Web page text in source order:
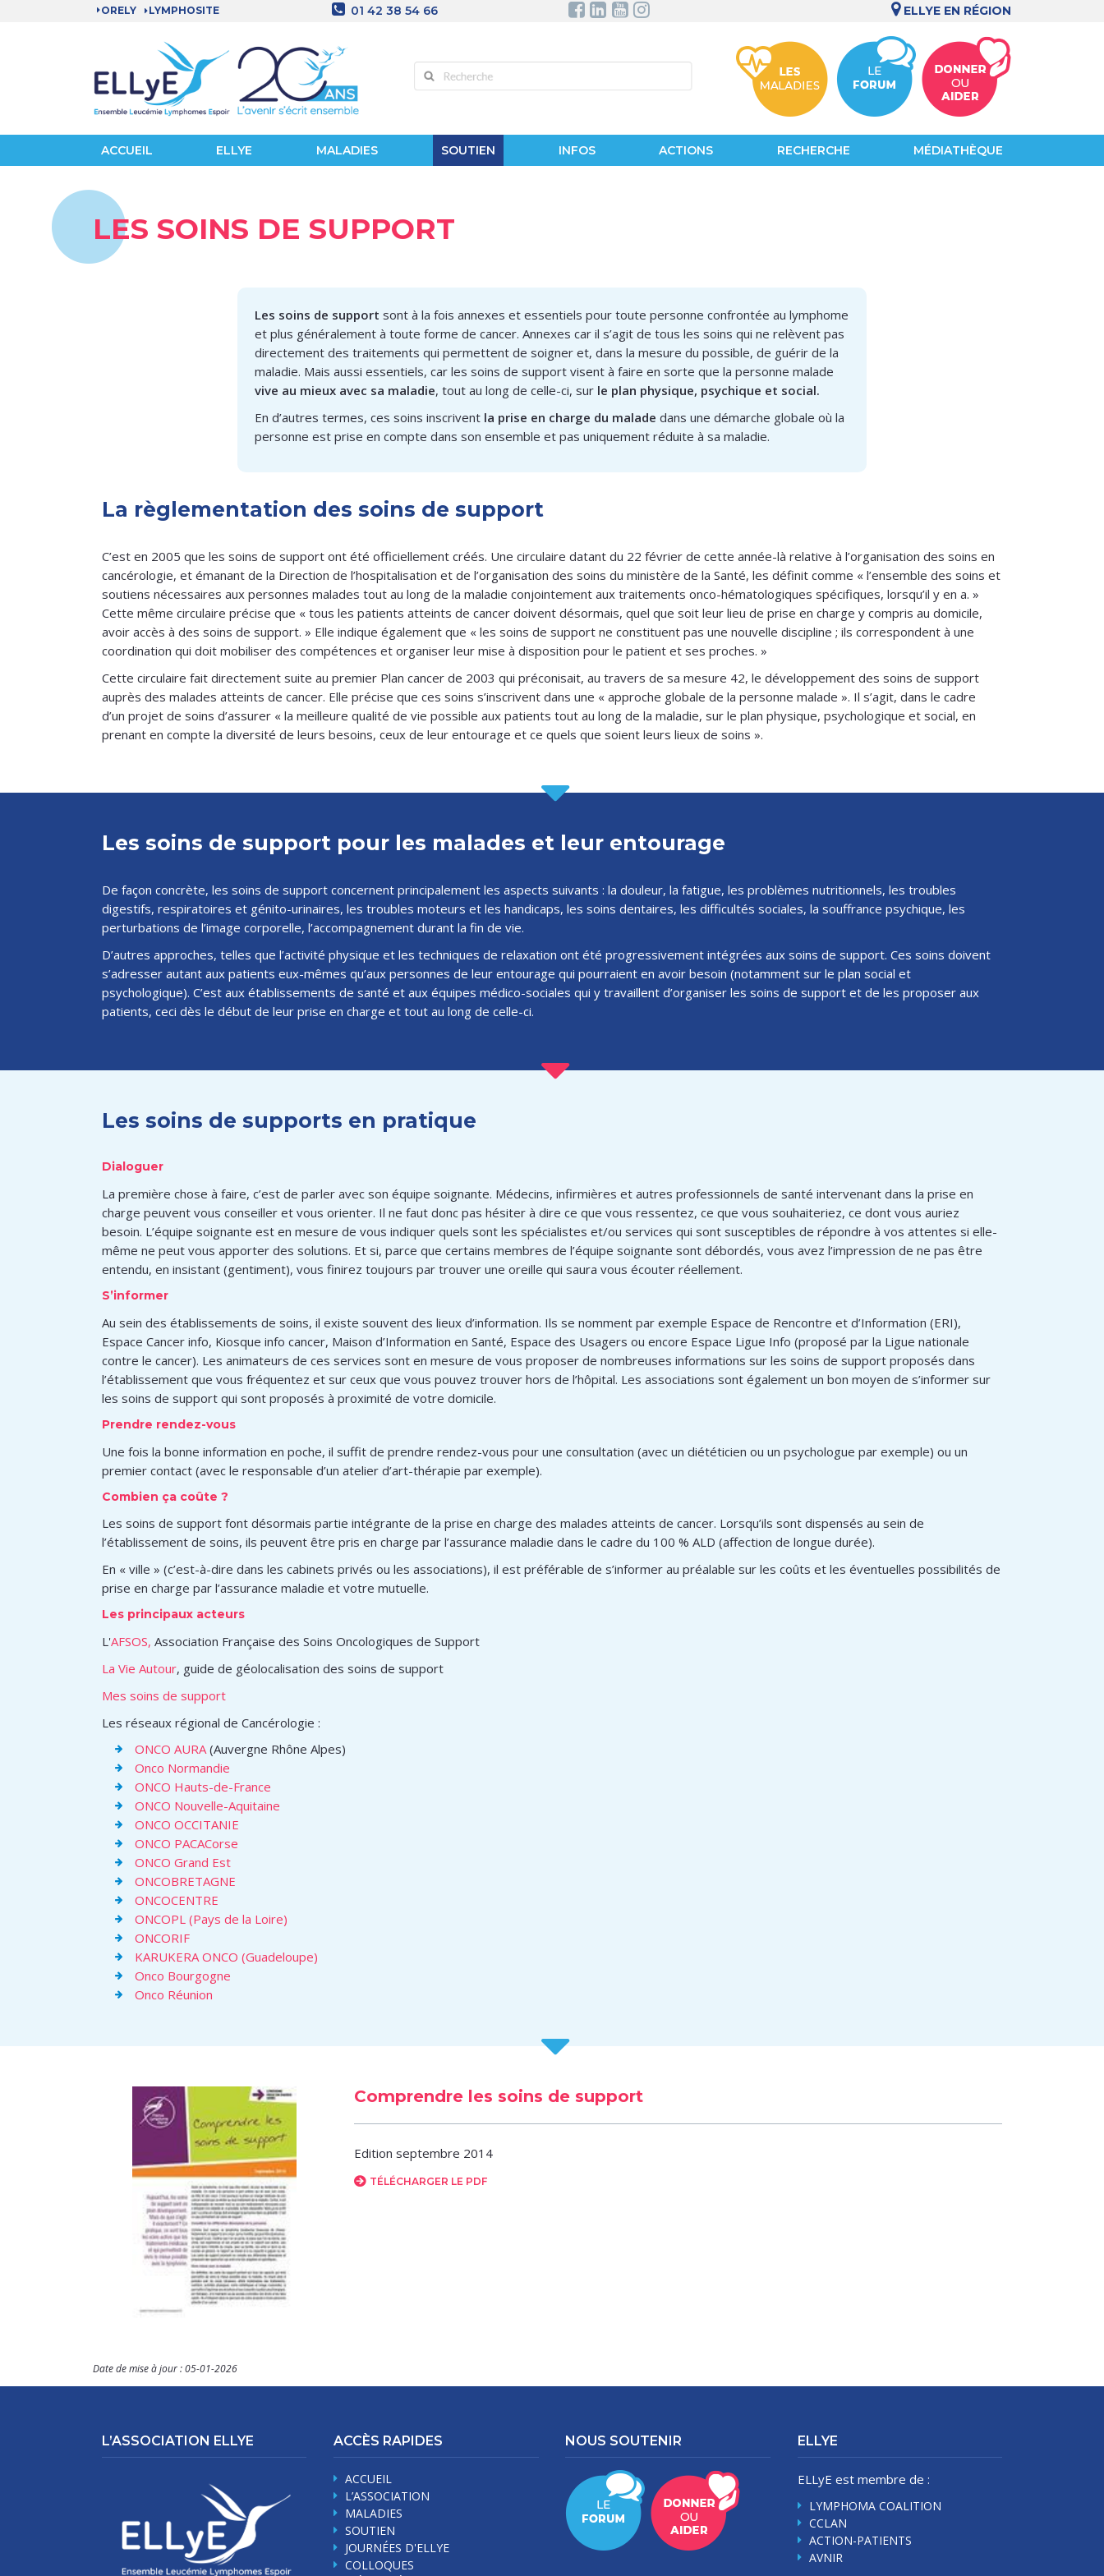
ORELY LYMPHOSITE 01 42 38 54 66 ELLYE EN RÉGION
ACCUEIL ELLYE MALADIES SOUTIEN INFOS ACTIONS RECHERCHE MÉDIATHÈQUE
LES SOINS DE SUPPORT
Les soins de support sont à la fois annexes et essentiels pour toute personne confrontée au lymphome
et plus généralement à toute forme de cancer. Annexes car il s’agit de tous les soins qui ne relèvent pas
directement des traitements qui permettent de soigner et, dans la mesure du possible, de guérir de la
maladie. Mais aussi essentiels, car les soins de support visent à faire en sorte que la personne malade
vive au mieux avec sa maladie, tout au long de celle-ci, sur le plan physique, psychique et social.
En d’autres termes, ces soins inscrivent la prise en charge du malade dans une démarche globale où la
personne est prise en compte dans son ensemble et pas uniquement réduite à sa maladie.
La règlementation des soins de support
C’est en 2005 que les soins de support ont été officiellement créés. Une circulaire datant du 22 février de cette année-là relative à l’organisation des soins en
cancérologie, et émanant de la Direction de l’hospitalisation et de l’organisation des soins du ministère de la Santé, les définit comme « l’ensemble des soins et
soutiens nécessaires aux personnes malades tout au long de la maladie conjointement aux traitements onco-hématologiques spécifiques, lorsqu’il y en a. »
Cette même circulaire précise que « tous les patients atteints de cancer doivent désormais, quel que soit leur lieu de prise en charge y compris au domicile,
avoir accès à des soins de support. » Elle indique également que « les soins de support ne constituent pas une nouvelle discipline ; ils correspondent à une
coordination qui doit mobiliser des compétences et organiser leur mise à disposition pour le patient et ses proches. »
Cette circulaire fait directement suite au premier Plan cancer de 2003 qui préconisait, au travers de sa mesure 42, le développement des soins de support
auprès des malades atteints de cancer. Elle précise que ces soins s’inscrivent dans une « approche globale de la personne malade ». Il s’agit, dans le cadre
d’un projet de soins d’assurer « la meilleure qualité de vie possible aux patients tout au long de la maladie, sur le plan physique, psychologique et social, en
prenant en compte la diversité de leurs besoins, ceux de leur entourage et ce quels que soient leurs lieux de soins ».
Les soins de support pour les malades et leur entourage
De façon concrète, les soins de support concernent principalement les aspects suivants : la douleur, la fatigue, les problèmes nutritionnels, les troubles
digestifs, respiratoires et génito-urinaires, les troubles moteurs et les handicaps, les soins dentaires, les difficultés sociales, la souffrance psychique, les
perturbations de l’image corporelle, l’accompagnement durant la fin de vie.
D’autres approches, telles que l’activité physique et les techniques de relaxation ont été progressivement intégrées aux soins de support. Ces soins doivent
s’adresser autant aux patients eux-mêmes qu’aux personnes de leur entourage qui pourraient en avoir besoin (notamment sur le plan social et
psychologique). C’est aux établissements de santé et aux équipes médico-sociales qui y travaillent d’organiser les soins de support et de les proposer aux
patients, ceci dès le début de leur prise en charge et tout au long de celle-ci.
Les soins de supports en pratique
Dialoguer
La première chose à faire, c’est de parler avec son équipe soignante. Médecins, infirmières et autres professionnels de santé intervenant dans la prise en
charge peuvent vous conseiller et vous orienter. Il ne faut donc pas hésiter à dire ce que vous ressentez, ce que vous souhaiteriez, ce dont vous auriez
besoin. L’équipe soignante est en mesure de vous indiquer quels sont les spécialistes et/ou services qui sont susceptibles de répondre à vos attentes si elle-
même ne peut vous apporter des solutions. Et si, parce que certains membres de l’équipe soignante sont débordés, vous avez l’impression de ne pas être
entendu, en insistant (gentiment), vous finirez toujours par trouver une oreille qui saura vous écouter réellement.
S’informer
Au sein des établissements de soins, il existe souvent des lieux d’information. Ils se nomment par exemple Espace de Rencontre et d’Information (ERI),
Espace Cancer info, Kiosque info cancer, Maison d’Information en Santé, Espace des Usagers ou encore Espace Ligue Info (proposé par la Ligue nationale
contre le cancer). Les animateurs de ces services sont en mesure de vous proposer de nombreuses informations sur les soins de support proposés dans
l’établissement que vous fréquentez et sur ceux que vous pouvez trouver hors de l’hôpital. Les associations sont également un bon moyen de s’informer sur
les soins de support qui sont proposés à proximité de votre domicile.
Prendre rendez-vous
Une fois la bonne information en poche, il suffit de prendre rendez-vous pour une consultation (avec un diététicien ou un psychologue par exemple) ou un
premier contact (avec le responsable d’un atelier d’art-thérapie par exemple).
Combien ça coûte ?
Les soins de support font désormais partie intégrante de la prise en charge des malades atteints de cancer. Lorsqu’ils sont dispensés au sein de
l’établissement de soins, ils peuvent être pris en charge par l’assurance maladie dans le cadre du 100 % ALD (affection de longue durée).
En « ville » (c’est-à-dire dans les cabinets privés ou les associations), il est préférable de s’informer au préalable sur les coûts et les éventuelles possibilités de
prise en charge par l’assurance maladie et votre mutuelle.
Les principaux acteurs
L'AFSOS, Association Française des Soins Oncologiques de Support
La Vie Autour, guide de géolocalisation des soins de support
Mes soins de support
Les réseaux régional de Cancérologie :
ONCO AURA(Auvergne Rhône Alpes)
Onco Normandie
ONCO Hauts-de-France
ONCO Nouvelle-Aquitaine
ONCO OCCITANIE
ONCO PACACorse
ONCO Grand Est
ONCOBRETAGNE
ONCOCENTRE
ONCOPL (Pays de la Loire)
ONCORIF
KARUKERA ONCO (Guadeloupe)
Onco Bourgogne
Onco Réunion
Comprendre les soins de support
Edition septembre 2014
TÉLÉCHARGER LE PDF
Date de mise à jour : 05-01-2026
L’ASSOCIATION ELLYE ACCÈS RAPIDES
ACCUEIL
L’ASSOCIATION
MALADIES
SOUTIEN
JOURNÉES D'ELLYE
COLLOQUES
NOUS SOUTENIR ELLYE
ELLyE est membre de :
LYMPHOMA COALITION
CCLAN
ACTION-PATIENTS
AVNIR